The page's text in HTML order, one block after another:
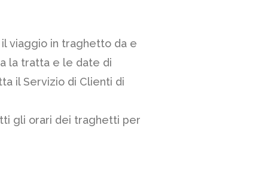
viaggio in traghetto da e
la tratta e le date di
il Servizio di Clienti di
gli orari dei traghetti per